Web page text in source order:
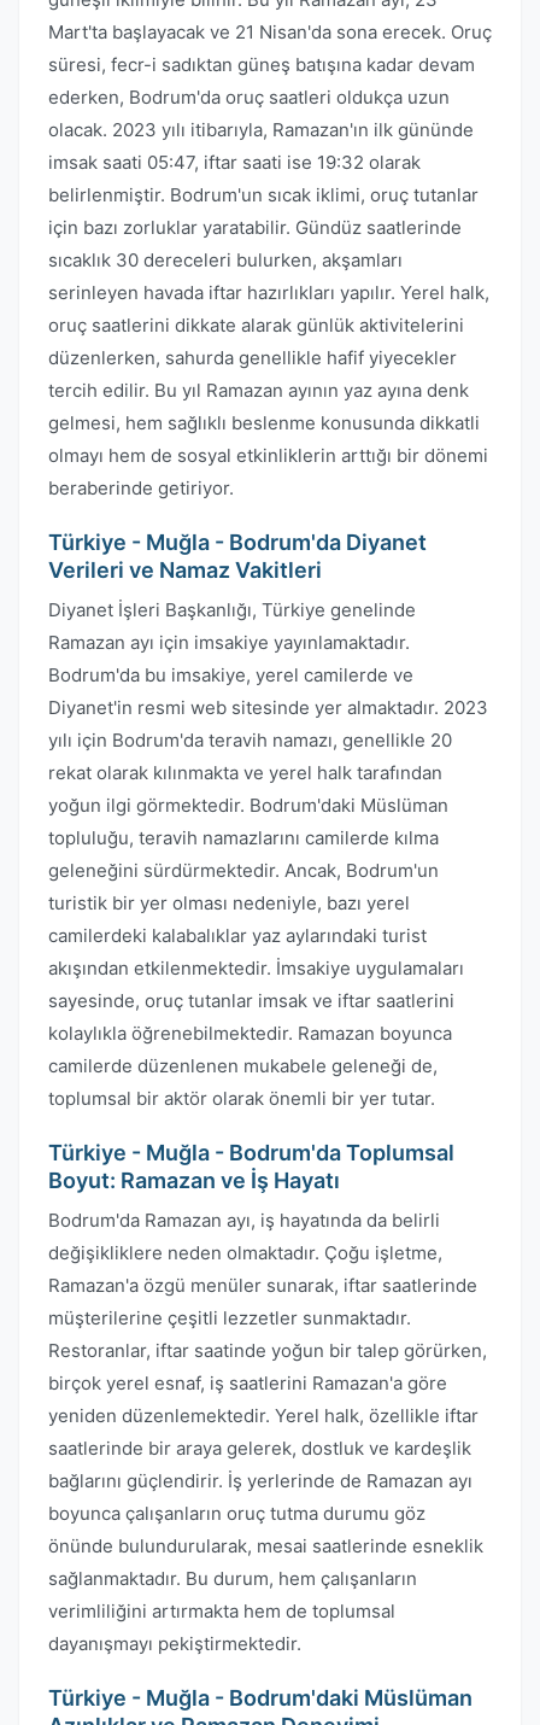
Mart'ta başlayacak ve 21 Nisan'da sona erecek. Oruç
süresi, fecr-i sadıktan güneş batışına kadar devam
ederken, Bodrum'da oruç saatleri oldukça uzun
olacak. 2023 yılı itibarıyla, Ramazan'ın ilk gününde
imsak saati 05:47, iftar saati ise 19:32 olarak
belirlenmiştir. Bodrum'un sıcak iklimi, oruç tutanlar
için bazı zorluklar yaratabilir. Gündüz saatlerinde
sıcaklık 30 dereceleri bulurken, akşamları
serinleyen havada iftar hazırlıkları yapılır. Yerel halk,
oruç saatlerini dikkate alarak günlük aktivitelerini
düzenlerken, sahurda genellikle hafif yiyecekler
tercih edilir. Bu yıl Ramazan ayının yaz ayına denk
gelmesi, hem sağlıklı beslenme konusunda dikkatli
olmayı hem de sosyal etkinliklerin arttığı bir dönemi
beraberinde getiriyor.
Türkiye - Muğla - Bodrum'da Diyanet
Verileri ve Namaz Vakitleri
Diyanet İşleri Başkanlığı, Türkiye genelinde
Ramazan ayı için imsakiye yayınlamaktadır.
Bodrum'da bu imsakiye, yerel camilerde ve
Diyanet'in resmi web sitesinde yer almaktadır. 2023
yılı için Bodrum'da teravih namazı, genellikle 20
rekat olarak kılınmakta ve yerel halk tarafından
yoğun ilgi görmektedir. Bodrum'daki Müslüman
topluluğu, teravih namazlarını camilerde kılma
geleneğini sürdürmektedir. Ancak, Bodrum'un
turistik bir yer olması nedeniyle, bazı yerel
camilerdeki kalabalıklar yaz aylarındaki turist
akışından etkilenmektedir. İmsakiye uygulamaları
sayesinde, oruç tutanlar imsak ve iftar saatlerini
kolaylıkla öğrenebilmektedir. Ramazan boyunca
camilerde düzenlenen mukabele geleneği de,
toplumsal bir aktör olarak önemli bir yer tutar.
Türkiye - Muğla - Bodrum'da Toplumsal
Boyut: Ramazan ve İş Hayatı
Bodrum'da Ramazan ayı, iş hayatında da belirli
değişikliklere neden olmaktadır. Çoğu işletme,
Ramazan'a özgü menüler sunarak, iftar saatlerinde
müşterilerine çeşitli lezzetler sunmaktadır.
Restoranlar, iftar saatinde yoğun bir talep görürken,
birçok yerel esnaf, iş saatlerini Ramazan'a göre
yeniden düzenlemektedir. Yerel halk, özellikle iftar
saatlerinde bir araya gelerek, dostluk ve kardeşlik
bağlarını güçlendirir. İş yerlerinde de Ramazan ayı
boyunca çalışanların oruç tutma durumu göz
önünde bulundurularak, mesai saatlerinde esneklik
sağlanmaktadır. Bu durum, hem çalışanların
verimliliğini artırmakta hem de toplumsal
dayanışmayı pekiştirmektedir.
Türkiye - Muğla - Bodrum'daki Müslüman